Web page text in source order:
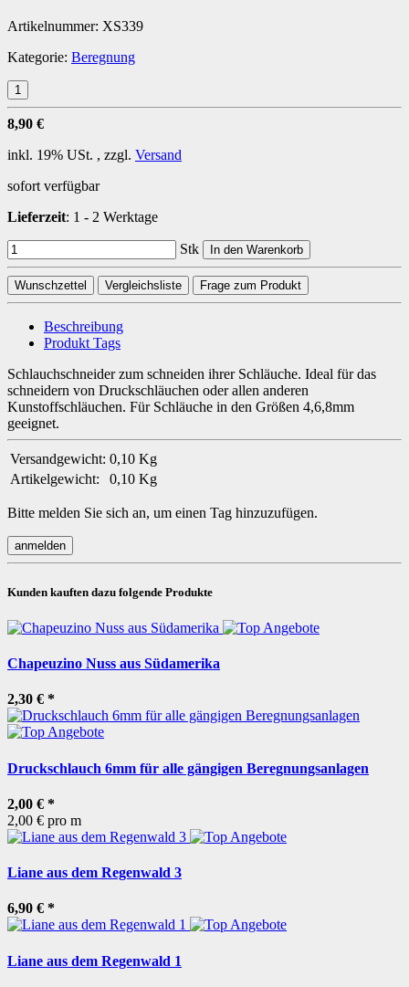
Artikelnummer: XS339
Kategorie: Beregnung
8,90 €
inkl. 19% USt. , zzgl. Versand
sofort verfügbar
Lieferzeit: 1 - 2 Werktage
Stk In den Warenkorb
Wunschzettel Vergleichsliste Frage zum Produkt
Beschreibung
Produkt Tags
Schlauchschneider zum schneiden ihrer Schläuche. Ideal für das
schneidern von Druckschläuchen oder allen anderen
Kunstoffschläuchen. Für Schläuche in den Größen 4,6,8mm
geeignet.
Versandgewicht: 0,10 Kg
Artikelgewicht:
0,10 Kg
Bitte melden Sie sich an, um einen Tag hinzuzufügen.
Kunden kauften dazu folgende Produkte
Chapeuzino Nuss aus Südamerika
2,30 € *
Druckschlauch 6mm für alle gängigen Beregnungsanlagen
2,00 € *
2,00 € pro m
Liane aus dem Regenwald 3
6,90 € *
Liane aus dem Regenwald 1